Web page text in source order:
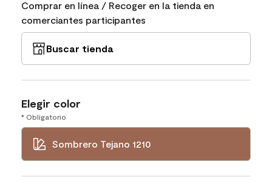
Comprar en línea / Recoger en la tienda en
comerciantes participantes
Buscar tienda
Elegir color
* Obligatorio
Sombrero Tejano 1210